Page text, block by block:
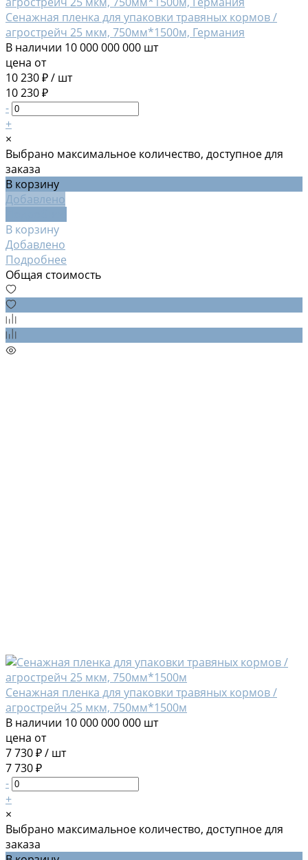
Сенажная пленка для упаковки травяных кормов /
агрострейч 25 мкм, 750мм*1500м, Германия
В наличии 10 000 000 000 шт
цена от
10 230 ₽/ шт
10 230 ₽
-
+
×
Выбрано максимальное количество, доступное для
заказа
В корзину
Добавлено
В корзину
Добавлено
Подробнее
Общая стоимость
Сенажная пленка для упаковки травяных кормов /
агрострейч 25 мкм, 750мм*1500м
В наличии 10 000 000 000 шт
цена от
7 730 ₽/ шт
7 730 ₽
-
+
×
Выбрано максимальное количество, доступное для
заказа